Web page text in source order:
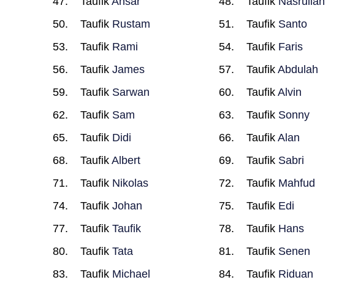
Taufik Rustam Taufik Santo
Taufik Rami Taufik Faris
Taufik James TaufikAbdulah
Taufik Sarwan TaufikAlvin
Taufik Sam Taufik Sonny
Taufik Didi TaufikAlan
Taufik Albert Taufik Sabri
Taufik Nikolas Taufik Mahfud
Taufik Johan Taufik Edi
Taufik Taufik Taufik Hans
Taufik Tata Taufik Senen
Taufik Michael Taufik Riduan